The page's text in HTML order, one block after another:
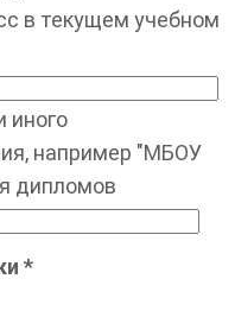
в текущем учебном
иного
например "МБОУ
дипломов
*